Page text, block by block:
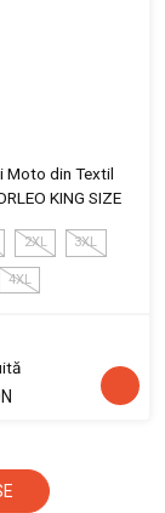
Moto din Textil
KING SIZE
2XL 3XL
4XL